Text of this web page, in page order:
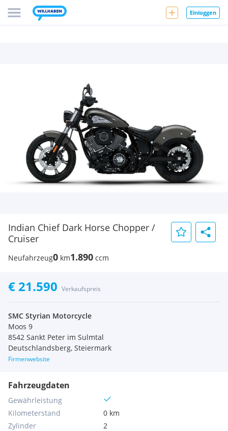
Einloggen
Indian Chief Dark Horse Chopper /
Cruiser
Neufahrzeug0 km1.890 ccm
€ 21.590 Verkaufspreis
SMC Styrian Motorcycle
Moos 9
8542 Sankt Peter im Sulmtal
Deutschlandsberg, Steiermark
Firmenwebsite
Fahrzeugdaten
Gewährleistung
Kilometerstand
0 km
Zylinder
2